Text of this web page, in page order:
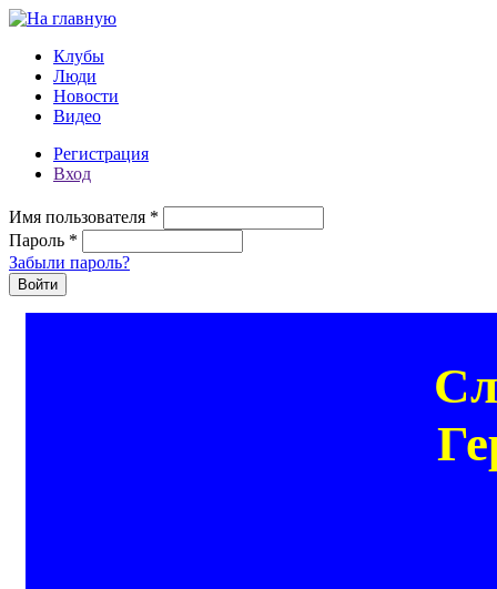
Перейти к основному содержанию
Клубы
Люди
Новости
Видео
Регистрация
Вход
Имя пользователя *
Пароль *
Забыли пароль?